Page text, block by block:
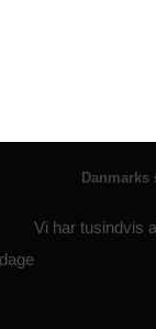
Vi har tusindvis